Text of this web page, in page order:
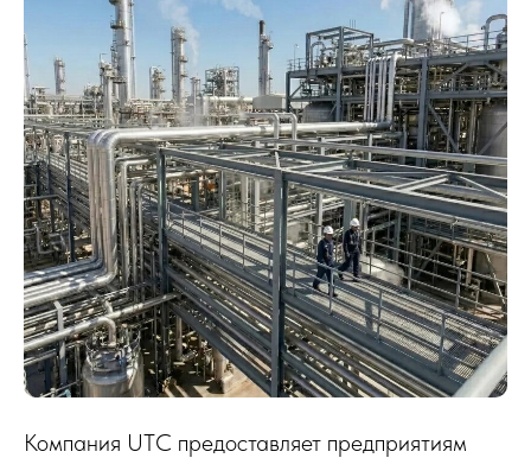
Компания UTС предоставляет предприятиям